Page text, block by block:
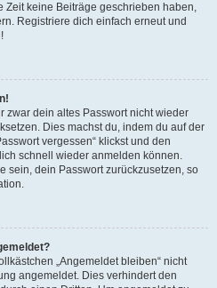
Zeit keine Beiträge geschrieben haben,
Registriere dich einfach erneut und
zwar dein altes Passwort nicht wieder
Dies machst du, indem du auf der
vergessen“ klickst und den
schnell wieder anmelden können.
sein, dein Passwort zurückzusetzen, so
„Angemeldet bleiben“ nicht
angemeldet. Dies verhindert den